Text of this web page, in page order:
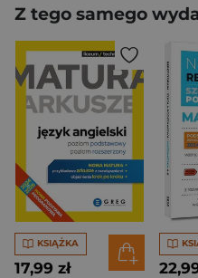
Z tego samego
KSIĄŻKA
17,99 zł